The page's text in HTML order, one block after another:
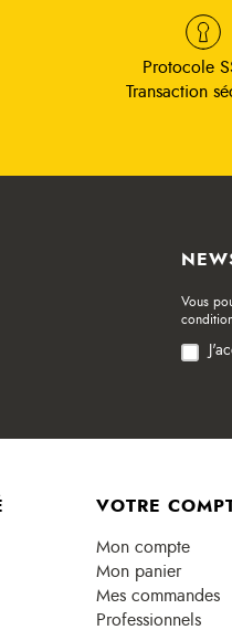
Protocole
Transaction
Vous
VOTRE
Mon compte
Mon panier
Mes commandes
Professionnels